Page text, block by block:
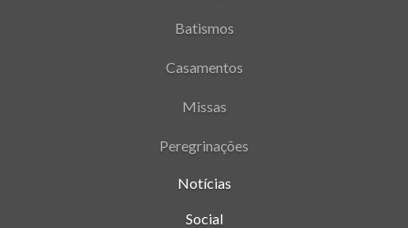
Batismos
Casamentos
Missas
Peregrinações
Notícias
Social